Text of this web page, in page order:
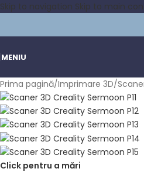
Skip to navigation Skip to main
MENIU
Prima pagină/Imprimare 3D/
Click pentru a mări